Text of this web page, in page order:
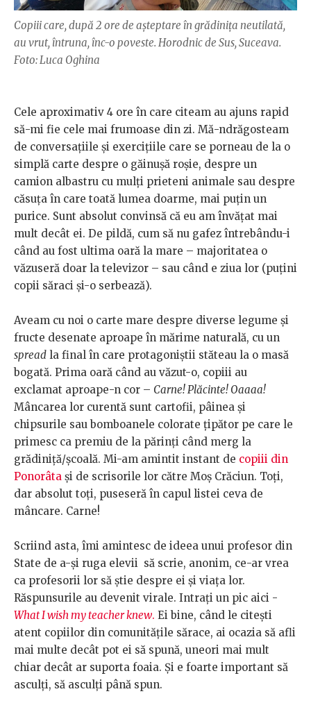
Copiii care, după 2 ore de așteptare în grădinița neutilată,
au vrut, întruna, înc-o poveste. Horodnic de Sus, Suceava.
Foto: Luca Oghina
Cele aproximativ 4 ore în care citeam au ajuns rapid
să-mi fie cele mai frumoase din zi. Mă-ndrăgosteam
de conversațiile și exercițiile care se porneau de la o
simplă carte despre o găinușă roșie, despre un
camion albastru cu mulți prieteni animale sau despre
căsuța în care toată lumea doarme, mai puțin un
purice. Sunt absolut convinsă că eu am învățat mai
mult decât ei. De pildă, cum să nu gafez întrebându-i
când au fost ultima oară la mare – majoritatea o
văzuseră doar la televizor – sau când e ziua lor (puțini
copii săraci și-o serbează).
Aveam cu noi o carte mare despre diverse legume și
fructe desenate aproape în mărime naturală, cu un
spread la final în care protagoniștii stăteau la o masă
bogată. Prima oară când au văzut-o, copiii au
exclamat aproape-n cor – Carne! Plăcinte! Oaaaa!
Mâncarea lor curentă sunt cartofii, pâinea și
chipsurile sau bomboanele colorate țipător pe care le
primesc ca premiu de la părinți când merg la
grădiniță/școală. Mi-am amintit instant de copiii din
Ponorâta și de scrisorile lor către Moș Crăciun. Toți,
dar absolut toți, puseseră în capul listei ceva de
mâncare. Carne!
Scriind asta, îmi amintesc de ideea unui profesor din
State de a-și ruga elevii să scrie, anonim, ce-ar vrea
ca profesorii lor să știe despre ei și viața lor.
Răspunsurile au devenit virale. Intrați un pic aici -
What I wish my teacher knew. Ei bine, când le citești
atent copiilor din comunitățile sărace, ai ocazia să afli
mai multe decât pot ei să spună, uneori mai mult
chiar decât ar suporta foaia. Și e foarte important să
asculți, să asculți până spun.